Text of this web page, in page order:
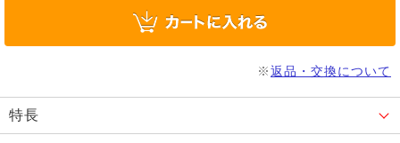
※返品・交換について
特長